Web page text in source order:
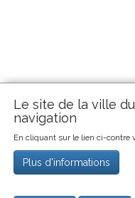
Le site de la ville
navigation
En cliquant sur le lien ci-contre
Plus d'informations